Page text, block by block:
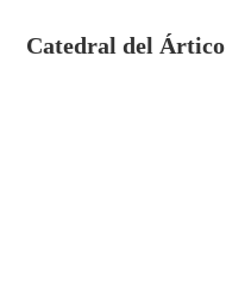
Catedral del Ártico